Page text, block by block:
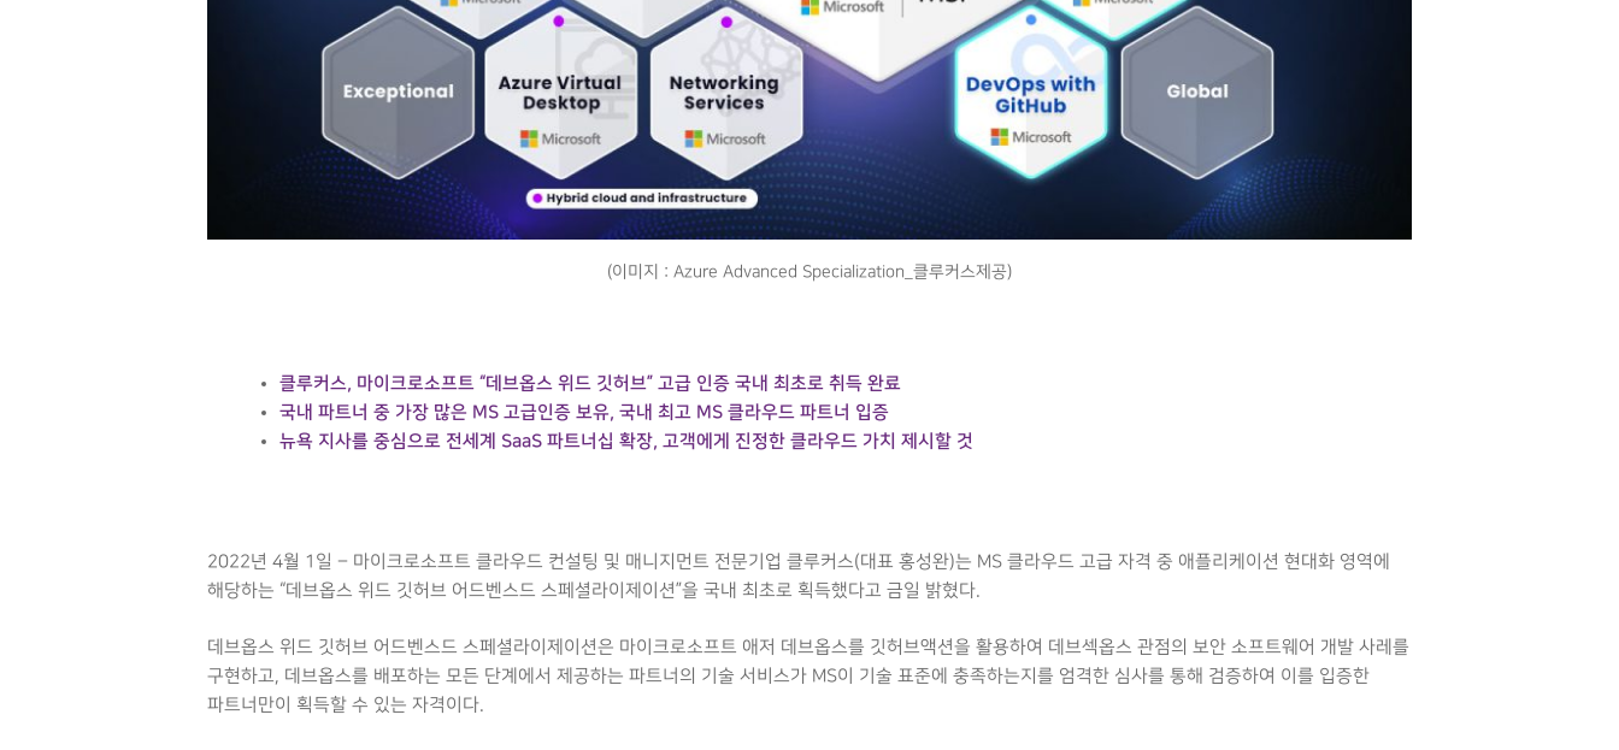
(이미지 : Azure Advanced Specialization_클루커스제공)
클루커스, 마이크로소프트 “데브옵스 위드 깃허브” 고급 인증 국내 최초로 취득 완료
국내 파트너 중 가장 많은 MS 고급인증 보유, 국내 최고 MS 클라우드 파트너 입증
뉴욕 지사를 중심으로 전세계 SaaS 파트너십 확장, 고객에게 진정한 클라우드 가치 제시할 것
2022년 4월 1일 – 마이크로소프트 클라우드 컨설팅 및 매니지먼트 전문기업 클루커스(대표 홍성완)는 MS 클라우드 고급 자격 중 애플리케이션 현대화 영역에
해당하는 “데브옵스 위드 깃허브 어드벤스드 스페셜라이제이션”을 국내 최초로 획득했다고 금일 밝혔다.
데브옵스 위드 깃허브 어드벤스드 스페셜라이제이션은 마이크로소프트 애저 데브옵스를 깃허브액션을 활용하여 데브섹옵스 관점의 보안 소프트웨어 개발 사레를
구현하고, 데브옵스를 배포하는 모든 단계에서 제공하는 파트너의 기술 서비스가 MS이 기술 표준에 충족하는지를 엄격한 심사를 통해 검증하여 이를 입증한
파트너만이 획득할 수 있는 자격이다.